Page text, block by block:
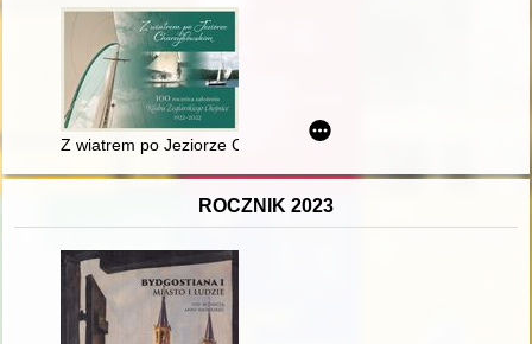
Z wiatrem po Jeziorze Charzykowskim : 100 rocznica
ROCZNIK 2023